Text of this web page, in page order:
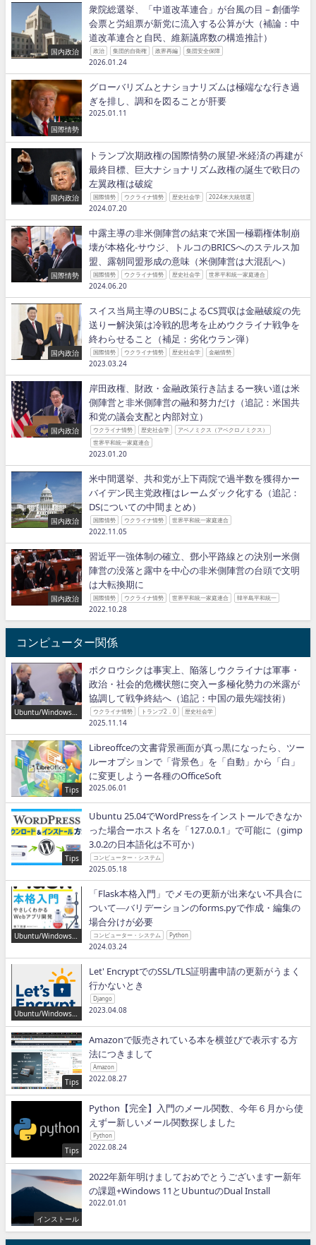
国内政治
衆院総選挙、「中道改革連合」が台風の目－創価学
会票と労組票が新党に流入する公算が大（補論：中
道改革連合と自民、維新議席数の構造推計）
政治 集団的自衛権 政界再編 集団安全保障
2026.01.24
国際情勢
グローバリズムとナショナリズムは極端なな行き過
ぎを排し、調和を図ることが肝要
2025.01.11
国内政治
トランプ次期政権の国際情勢の展望−米経済の再建が
最終目標、巨大ナショナリズム政権の誕生で欧日の
左翼政権は破綻
国際情勢 ウクライナ情勢 歴史社会学 2024米大統領選
2024.07.20
国際情勢
中露主導の非米側陣営の結束で米国一極覇権体制崩
壊が本格化−サウジ、トルコのBRICSへのステルス加
盟、露朝同盟形成の意味（米側陣営は大混乱へ）
国際情勢 ウクライナ情勢 歴史社会学 世界平和統一家庭連合
2024.06.20
国内政治
スイス当局主導のUBSによるCS買収は金融破綻の先
送りー解決策は冷戦的思考を止めウクライナ戦争を
終わらせること（補足：劣化ウラン弾）
国際情勢 ウクライナ情勢 歴史社会学 金融情勢
2023.03.24
国内政治
岸田政権、財政・金融政策行き詰まるー狭い道は米
側陣営と非米側陣営の融和努力だけ（追記：米国共
和党の議会支配と内部対立）
ウクライナ情勢 歴史社会学
アベノミクス（アベクロノミクス）
世界平和統一家庭連合
2023.01.20
国内政治
米中間選挙、共和党が上下両院で過半数を獲得かー
バイデン民主党政権はレームダック化する（追記：
DSについての中間まとめ）
国際情勢 ウクライナ情勢 世界平和統一家庭連合
2022.11.05
国内政治
習近平一強体制の確立、鄧小平路線との決別ー米側
陣営の没落と露中を中心の非米側陣営の台頭で文明
は大転換期に
国際情勢 ウクライナ情勢 世界平和統一家庭連合 韓半島平和統一
2022.10.28
コンピューター関係
Ubuntu/Windows/P
ポクロウシクは事実上、陥落しウクライナは軍事・
政治・社会的危機状態に突入ー多極化勢力の米露が
協調して戦争終結へ（追記：中国の最先端技術）
ウクライナ情勢 トランプ2．0 歴史社会学
2025.11.14
Tips
Libreoffceの文書背景画面が真っ黒になったら、ツー
ルーオプションで「背景色」を「自動」から「白」
に変更しようー各種のOfficeSoft
2025.06.01
Tips
Ubuntu 25.04でWordPressをインストールできなか
った場合ーホスト名を「127.0.0.1」で可能に（gimp
3.0.2の日本語化は不可か）
コンピューター・システム
2025.05.18
Ubuntu/Windows/P
「Flask本格入門」でメモの更新が出来ない不具合に
ついて―バリデーションのforms.pyで作成・編集の
場合分けが必要
コンピューター・システム Python
2024.03.24
Ubuntu/Windows/P
ython/IT
Let' EncryptでのSSL/TLS証明書申請の更新がうまく
行かないとき
Django
2023.04.08
Tips
Amazonで販売されている本を横並びで表示する方
法につきまして
Amazon
2022.08.27
Tips
Python【完全】入門のメール関数、今年６月から使
えずー新しいメール関数探しました
Python
2022.08.24
インストール
2022年新年明けましておめでとうございますー新年
の課題+Windows 11とUbuntuのDual Install
2022.01.01